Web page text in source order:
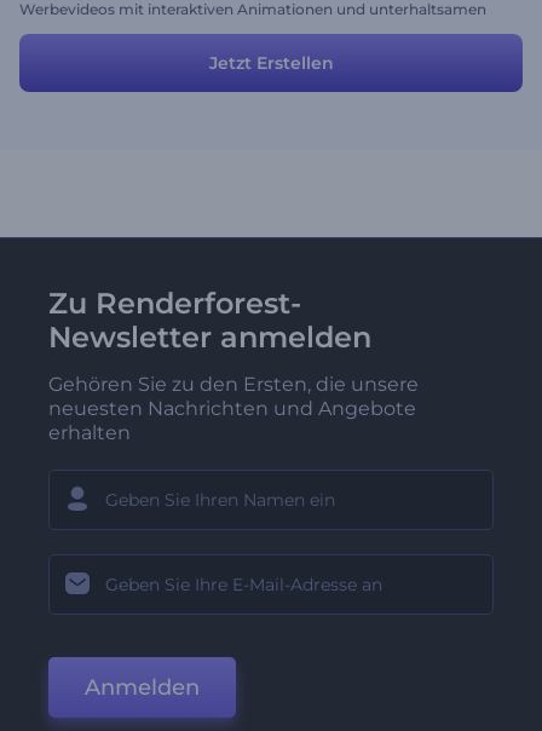
Werbevideos mit interaktiven Animationen und unterhaltsamen
Stil.
Jetzt Erstellen
Zu Renderforest-
Newsletter anmelden
Gehören Sie zu den Ersten, die unsere
neuesten Nachrichten und Angebote
erhalten
Anmelden